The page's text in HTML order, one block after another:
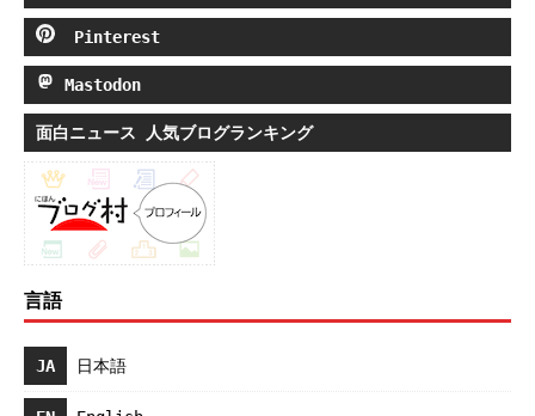
Pinterest
Mastodon
面白ニュース 人気ブログランキング
言語
JA 日本語